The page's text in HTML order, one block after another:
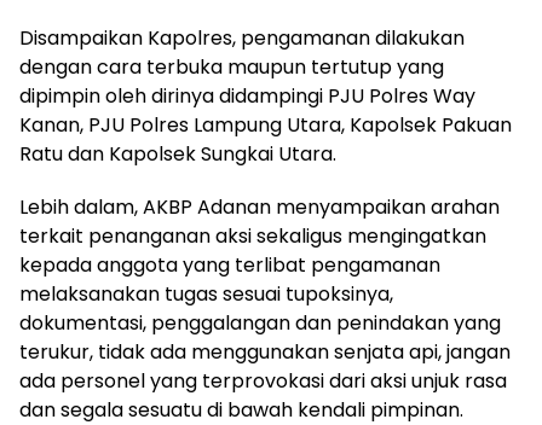
Disampaikan Kapolres, pengamanan dilakukan
dengan cara terbuka maupun tertutup yang
dipimpin oleh dirinya didampingi PJU Polres Way
Kanan, PJU Polres Lampung Utara, Kapolsek Pakuan
Ratu dan Kapolsek Sungkai Utara.
Lebih dalam, AKBP Adanan menyampaikan arahan
terkait penanganan aksi sekaligus mengingatkan
kepada anggota yang terlibat pengamanan
melaksanakan tugas sesuai tupoksinya,
dokumentasi, penggalangan dan penindakan yang
terukur, tidak ada menggunakan senjata api, jangan
ada personel yang terprovokasi dari aksi unjuk rasa
dan segala sesuatu di bawah kendali pimpinan.